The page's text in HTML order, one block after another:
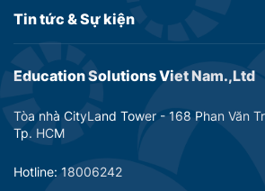
Education Solutions Viet Nam.,Ltd
Tòa nhà CityLand Tower - 168 Phan Văn
Tp. HCM
Hotline: 18006242
Tin tức &Sự kiện